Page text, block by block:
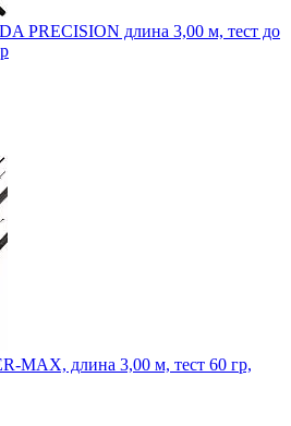
PRECISION длина 3,00 м, тест до
MAX, длина 3,00 м, тест 60 гр,